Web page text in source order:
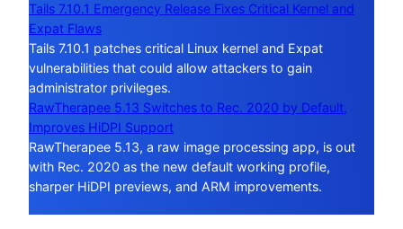
Tails 7.10.1 Emergency Release Fixes Critical Kernel and
Expat Flaws
Tails 7.10.1 patches critical Linux kernel and Expat
vulnerabilities that could allow attackers to gain
administrator privileges.
RawTherapee 5.13 Switches to Rec. 2020 by Default,
Improves HiDPI Support
RawTherapee 5.13, a raw image processing app, is out
with Rec. 2020 as the new default working profile,
sharper HiDPI previews, and ARM improvements.